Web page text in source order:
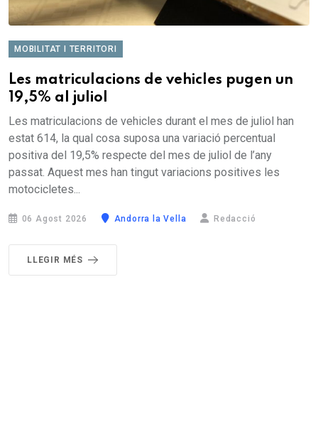
MOBILITAT I TERRITORI
Les matriculacions de vehicles pugen un
19,5% al juliol
Les matriculacions de vehicles durant el mes de juliol han
estat 614, la qual cosa suposa una variació percentual
positiva del 19,5% respecte del mes de juliol de l’any
passat. Aquest mes han tingut variacions positives les
motocicletes...
06 Agost 2026 Andorra la Vella Redacció
LLEGIR MÉS